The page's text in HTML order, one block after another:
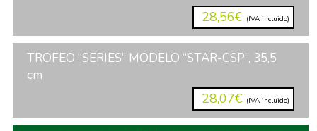
28,56€ (IVA incluido)
TROFEO “SERIES” MODELO “STAR-CSP”, 35,5
cm
28,07€ (IVA incluido)